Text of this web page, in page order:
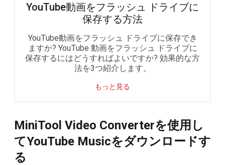
YouTube動画をフラッシュ ドライブに
保存する方法
YouTube動画をフラッシュ ドライブに保存でき
ますか? YouTube 動画をフラッシュ ドライブに
保存するにはどうすればよいですか? 効果的な方
法を3つ紹介します。
もっと見る
MiniTool Video Converterを使用し
てYouTube Musicをダウンロードす
る